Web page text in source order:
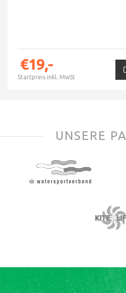
€19,-
Startpreis inkl. MwSt
UNSERE